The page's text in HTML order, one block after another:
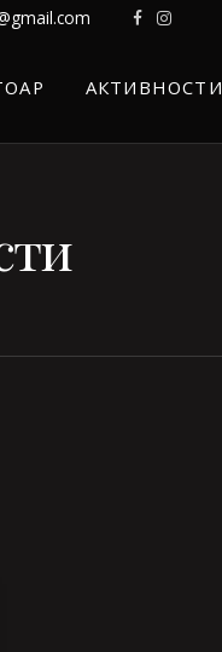
АКТИВНОСТИ